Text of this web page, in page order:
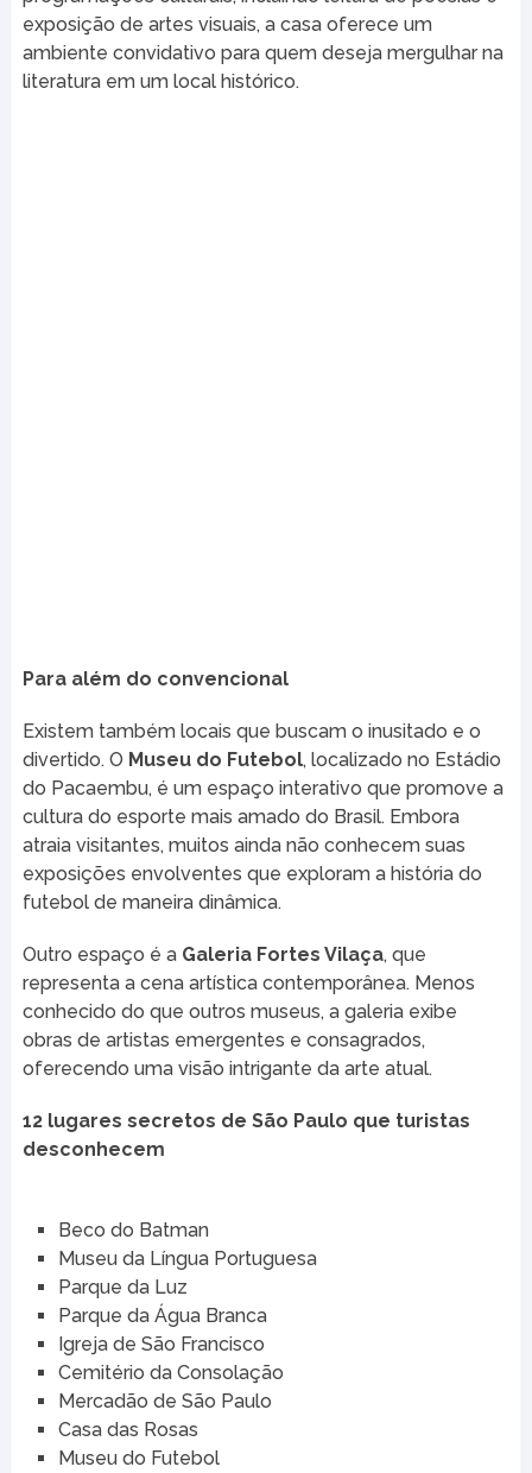
exposição de artes visuais, a casa oferece um
ambiente convidativo para quem deseja mergulhar na
literatura em um local histórico.
Para além do convencional
Existem também locais que buscam o inusitado e o
divertido. O Museu do Futebol, localizado no Estádio
do Pacaembu, é um espaço interativo que promove a
cultura do esporte mais amado do Brasil. Embora
atraia visitantes, muitos ainda não conhecem suas
exposições envolventes que exploram a história do
futebol de maneira dinâmica.
Outro espaço é a Galeria Fortes Vilaça, que
representa a cena artística contemporânea. Menos
conhecido do que outros museus, a galeria exibe
obras de artistas emergentes e consagrados,
oferecendo uma visão intrigante da arte atual.
12 lugares secretos de São Paulo que turistas
desconhecem
Beco do Batman
Museu da Língua Portuguesa
Parque da Luz
Parque da Água Branca
Igreja de São Francisco
Cemitério da Consolação
Mercadão de São Paulo
Casa das Rosas
Museu do Futebol